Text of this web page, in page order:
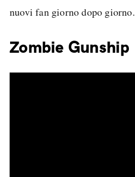
nuovi fan giorno dopo giorno.
Zombie Gunship